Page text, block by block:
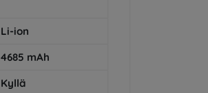
Li-ion
4685 mAh
Kyllä